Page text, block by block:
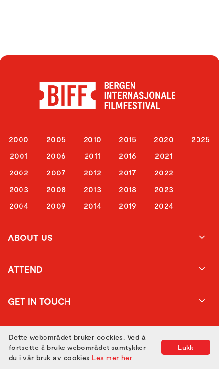
2000
2001
2002
2003
2004
2005
2006
2007
2008
2009
2010
2011
2012
2013
2014
2015
2016
2017
2018
2019
2020
2021
2022
2023
2024
2025
ABOUT US
ATTEND
GET IN TOUCH
Lukk
Dette webområdet bruker cookies. Ved å
fortsette å bruke webområdet samtykker
du i vår bruk av cookies Les mer her